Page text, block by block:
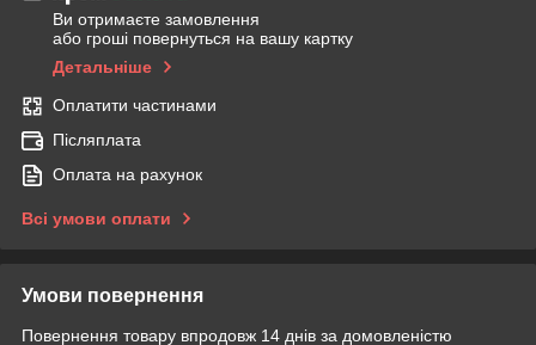
Ви отримаєте замовлення
або гроші повернуться на вашу картку
Детальніше
Оплатити частинами
Післяплата
Оплата на рахунок
Всі умови оплати
Умови повернення
Повернення товару впродовж 14 днів за домовленістю